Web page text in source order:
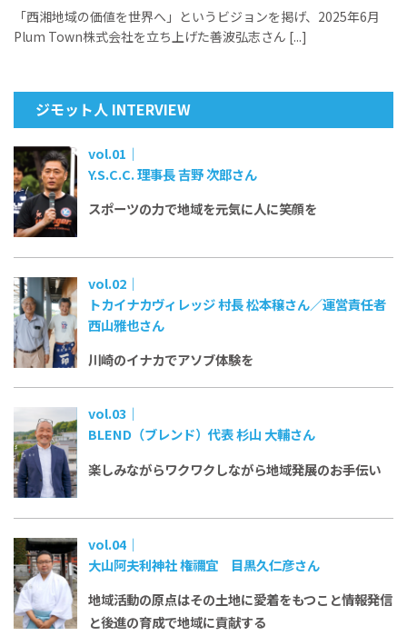
「西湘地域の価値を世界へ」というビジョンを掲げ、2025年6月
Plum Town株式会社を立ち上げた善波弘志さん [...]
ジモット人 INTERVIEW
vol.01｜
Y.S.C.C. 理事長 吉野 次郎さん
スポーツの力で地域を元気に人に笑顔を
vol.02｜
トカイナカヴィレッジ 村長 松本穣さん／運営責任者
西山雅也さん
川崎のイナカでアソブ体験を
vol.03｜
BLEND（ブレンド）代表 杉山 大輔さん
楽しみながらワクワクしながら地域発展のお手伝い
vol.04｜
大山阿夫利神社 権禰宜 目黒久仁彦さん
地域活動の原点はその土地に愛着をもつこと情報発信
と後進の育成で地域に貢献する